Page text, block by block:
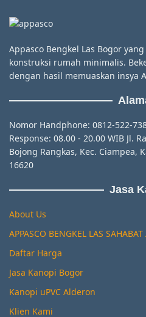
Appasco Bengkel Las Bogor
konstruksi rumah minimalis.
dengan hasil memuaskan insya
Nomor Handphone: 0812-522-
Response: 08.00 - 20.00 WIB Jl.
Bojong Rangkas, Kec. Ciampea,
16620
Jasa
About Us
APPASCO BENGKEL LAS
Daftar Harga
Jasa Kanopi Bogor
Kanopi uPVC Alderon
Klien Kami